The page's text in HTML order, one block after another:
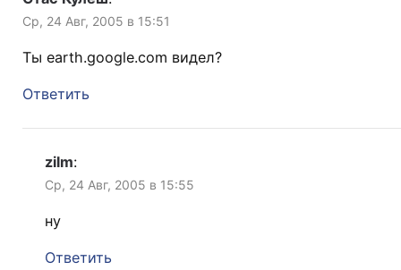
Ср, 24 Авг, 2005 в 15:51
Ты earth.google.com видел?
Ответить
zilm:
Ср, 24 Авг, 2005 в 15:55
ну
Ответить